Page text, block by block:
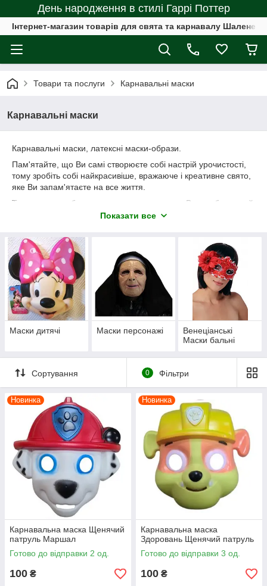
День народження в стилі Гаррі Поттер
Інтернет-магазин товарів для свята та карнавалу Шалене
Товари та послуги Карнавальні маски
Карнавальні маски
Карнавальні маски, латексні маски-образи.
Пам'ятайте, що Ви самі створюєте собі настрій урочистості,
тому зробіть собі найкрасивіше, вражаюче і креативне свято,
яке Ви запам'ятаєте на все життя.
Товари та атрибутика для свята прикрасять Вас на будь-який
випадок: це може бути не тільки Новий рік або Хелловін, Ви
святкування Дня народження, незабутні хлопчак або дівич-
вечір. Також Ви можете використовувати аксесуари для свята
як додаток до вечірнього вбрання
Показати все
Маски дитячі Маски персонажі
Венеціанські
Маски бальні
Сортування 0 Фільтри
Новинка
Карнавальна маска Щенячий
патруль Маршал
Готово до відправки 2 од.
100 ₴
Новинка
Карнавальна маска
Здоровань Щенячий патруль
Готово до відправки 3 од.
100 ₴